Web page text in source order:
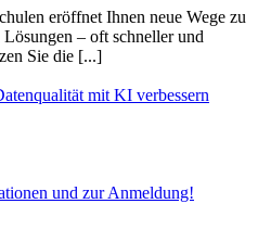
eröffnet Ihnen neue Wege zu
– oft schneller und
Sie die [...]
mit KI verbessern
und zur Anmeldung!